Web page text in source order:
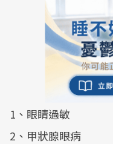
1、眼睛過敏
2、甲狀腺眼病